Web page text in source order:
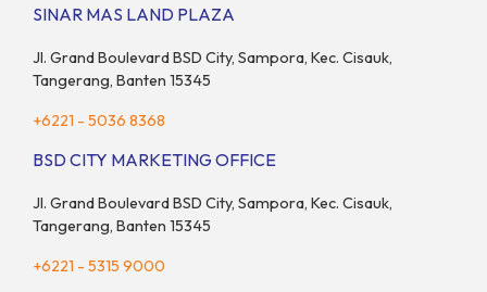
target. “Kami yakin target […]
SINAR MAS LAND PLAZA
Jl. Grand Boulevard BSD City, Sampora, Kec. Cisauk,
Tangerang, Banten 15345
+6221 - 5036 8368
BSD CITY MARKETING OFFICE
Jl. Grand Boulevard BSD City, Sampora, Kec. Cisauk,
Tangerang, Banten 15345
+6221 - 5315 9000